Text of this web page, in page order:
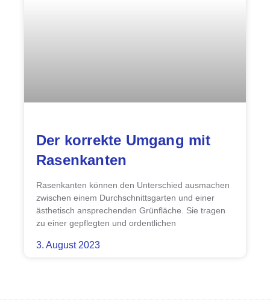
Der korrekte Umgang mit
Rasenkanten
Rasenkanten können den Unterschied ausmachen
zwischen einem Durchschnittsgarten und einer
ästhetisch ansprechenden Grünfläche. Sie tragen
zu einer gepflegten und ordentlichen
3. August 2023